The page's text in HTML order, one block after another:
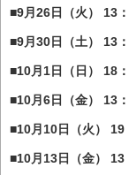
■9月26日（火） 13
■9月30日（土） 13
■10月1日（日） 18
■10月6日（金） 13
■10月10日（火） 19
■10月13日（金） 13